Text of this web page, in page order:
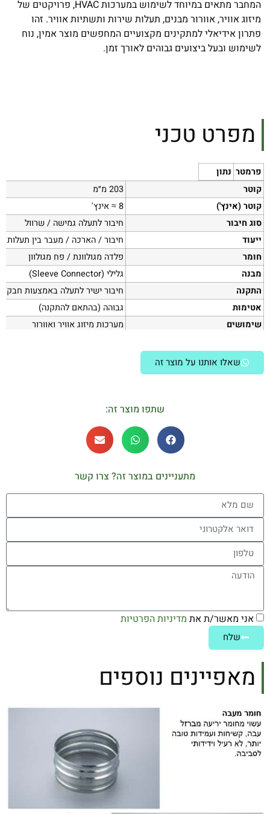
המחבר מתאים במיוחד לשימוש במערכות HVAC, פרויקטים של
מיזוג אוויר, אוורור מבנים, תעלות שירות ותשתיות אוויר. זהו
פתרון אידיאלי למתקינים מקצועיים המחפשים מוצר אמין, נוח
לשימוש ובעל ביצועים גבוהים לאורך זמן.
מפרט טכני
פרמטר נתון
קוטר
203 מ״מ
קוטר (אינץ')
‎≈ 8 אינץ'
סוג חיבור
חיבור לתעלה גמישה / שרוול
ייעוד
חיבור / הארכה / מעבר בין תעלות
חומר
פלדה מגולוונת / פח מגולוון
מבנה
גלילי (Sleeve Connector)
התקנה
חיבור ישיר לתעלה באמצעות חבק/
אטימות
גבוהה (בהתאם להתקנה)
שימושים
מערכות מיזוג אוויר ואוורור
תקן שימוש
שאלו אותנו על מוצר זה
שתפו מוצר זה:
מתעניינים במוצר זה? צרו קשר
אני מאשר/ת את מדיניות הפרטיות
שלח
מאפיינים נוספים